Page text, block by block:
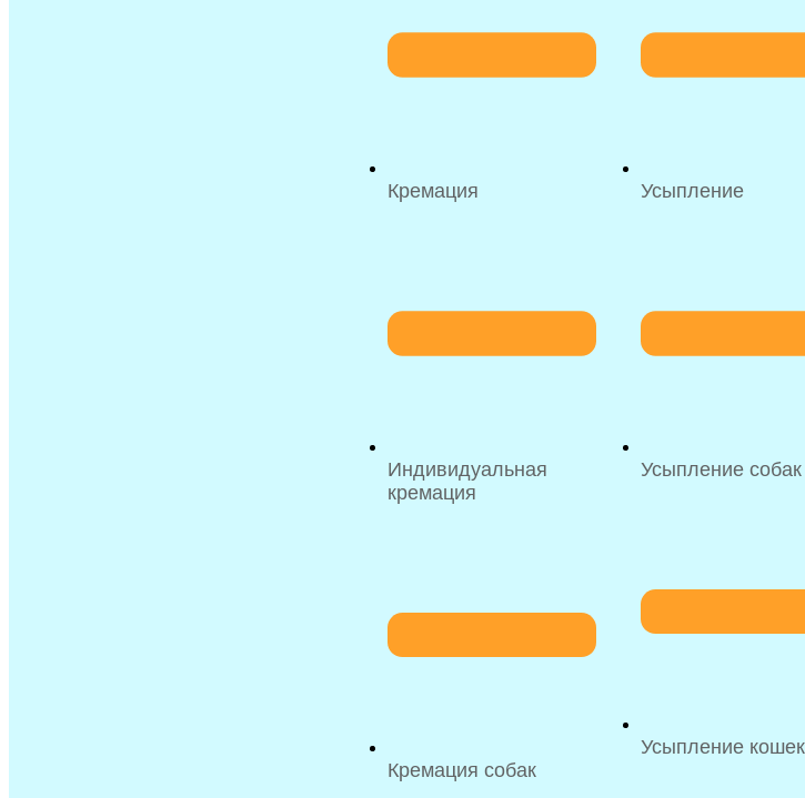
Кремация
Индивидуальная
кремация
Кремация собак
Усыпление
Усыпление собак
Усыпление кошек